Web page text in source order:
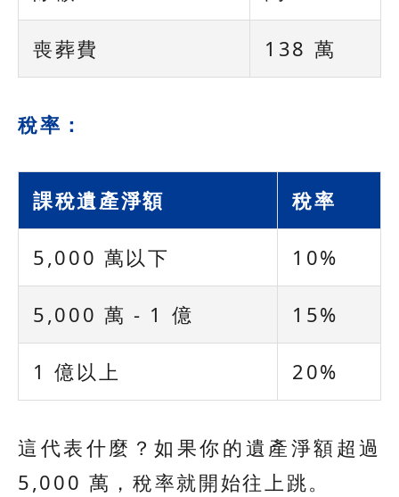
喪葬費 138 萬
稅率：
課稅遺產淨額 稅率
5,000 萬以下 10%
5,000 萬 - 1 億 15%
1 億以上 20%
這代表什麼？如果你的遺產淨額超過
5,000 萬，稅率就開始往上跳。